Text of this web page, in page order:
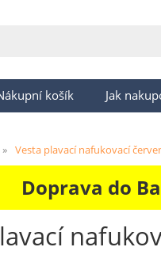
košík Jak
Vesta plavací nafukovací
Doprava do